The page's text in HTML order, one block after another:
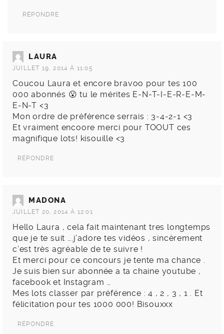
RÉPONDRE
LAURA
JUILLET 19, 2014 À 11:05
Coucou Laura et encore bravoo pour tes 100
000 abonnés 😮 tu le mérites E-N-T-I-E-R-E-M-
E-N-T <3
Mon ordre de préférence serrais : 3-4-2-1 <3
Et vraiment encoore merci pour TOOUT ces
magnifique lots! kisouille <3
RÉPONDRE
MADONA
JUILLET 20, 2014 À 12:01
Hello Laura , cela fait maintenant tres longtemps
que je te suit ….j’adore tes vidéos , sincèrement
c’est très agréable de te suivre !
Et merci pour ce concours je tente ma chance .
Je suis bien sur abonnée a ta chaine youtube ,
facebook et Instagram …
Mes lots classer par préférence : 4 , 2 , 3 , 1 . Et
félicitation pour tes 1000 000! Bisouxxx
RÉPONDRE